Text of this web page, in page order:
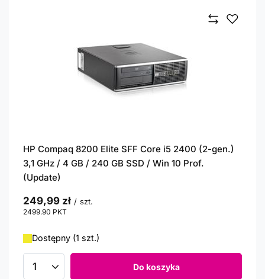
HP Compaq 8200 Elite SFF Core i5 2400 (2-gen.)
3,1 GHz / 4 GB / 240 GB SSD / Win 10 Prof.
(Update)
249,99 zł / szt.
2499.90 PKT
Dostępny (1 szt.)
Ilość produktów Do koszyka